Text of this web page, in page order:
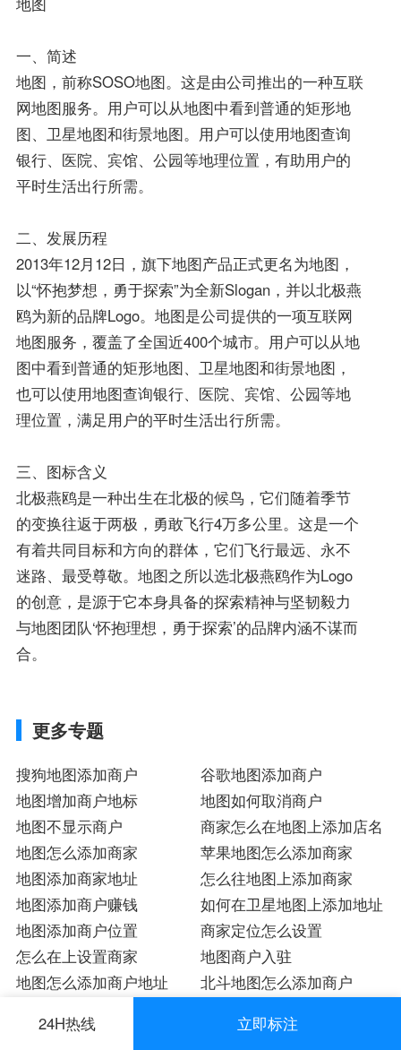
一、简述
地图，前称SOSO地图。这是由公司推出的一种互联
网地图服务。用户可以从地图中看到普通的矩形地
图、卫星地图和街景地图。用户可以使用地图查询
银行、医院、宾馆、公园等地理位置，有助用户的
平时生活出行所需。
二、发展历程
2013年12月12日，旗下地图产品正式更名为地图，
以“怀抱梦想，勇于探索”为全新Slogan，并以北极燕
鸥为新的品牌Logo。地图是公司提供的一项互联网
地图服务，覆盖了全国近400个城市。用户可以从地
图中看到普通的矩形地图、卫星地图和街景地图，
也可以使用地图查询银行、医院、宾馆、公园等地
理位置，满足用户的平时生活出行所需。
三、图标含义
北极燕鸥是一种出生在北极的候鸟，它们随着季节
的变换往返于两极，勇敢飞行4万多公里。这是一个
有着共同目标和方向的群体，它们飞行最远、永不
迷路、最受尊敬。地图之所以选北极燕鸥作为Logo
的创意，是源于它本身具备的探索精神与坚韧毅力
与地图团队‘怀抱理想，勇于探索’的品牌内涵不谋而
合。
更多专题
搜狗地图添加商户
谷歌地图添加商户
地图增加商户地标
地图如何取消商户
地图不显示商户
商家怎么在地图上添加店名
地图怎么添加商家
苹果地图怎么添加商家
地图添加商家地址
怎么往地图上添加商家
地图添加商户赚钱
如何在卫星地图上添加地址
地图添加商户位置
商家定位怎么设置
怎么在上设置商家
地图商户入驻
地图怎么添加商户地址
北斗地图怎么添加商户
24H热线 立即标注